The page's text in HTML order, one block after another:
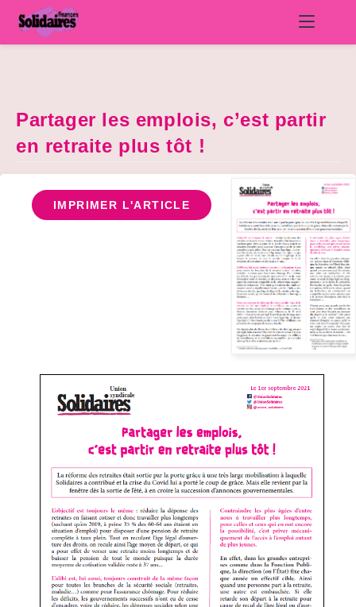
Partager les emplois, c’est partir
en retraite plus tôt !
IMPRIMER L'ARTICLE